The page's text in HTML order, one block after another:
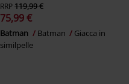
RRP119,99 €
75,99 €
Batman Batman
Giacca in
similpelle